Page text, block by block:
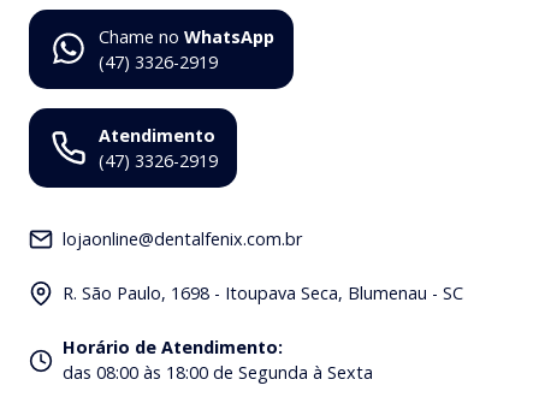
Chame no WhatsApp
(47) 3326-2919
Atendimento
(47) 3326-2919
lojaonline@dentalfenix.com.br
R. São Paulo, 1698 - Itoupava Seca, Blumenau - SC
Horário de Atendimento:
das 08:00 às 18:00 de Segunda à Sexta